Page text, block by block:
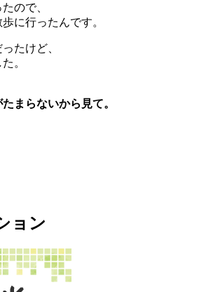
ので、
に行ったんです。
たけど、
。
まらないから見て。
ョン